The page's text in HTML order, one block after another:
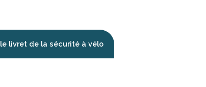
livret de la sécurité à vélo